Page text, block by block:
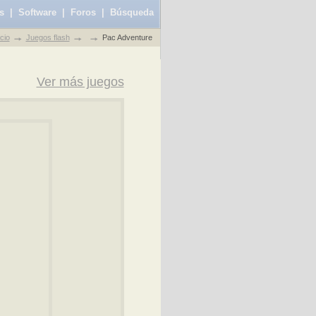
| Software| Foros| Búsqueda
Juegos flash Pac Adventure
Ver más juegos